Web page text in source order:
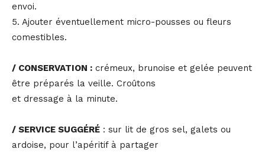
envoi.
5. Ajouter éventuellement micro-pousses ou fleurs
comestibles.
/ CONSERVATION : crémeux, brunoise et gelée peuvent
être préparés la veille. Croûtons
et dressage à la minute.
/ SERVICE SUGGÉRÉ : sur lit de gros sel, galets ou
ardoise, pour l’apéritif à partager